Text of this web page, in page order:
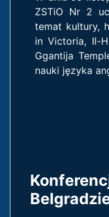
ZSTiO Nr 2
temat kultury,
in Victoria, Il-
Ggantija
nauki języka